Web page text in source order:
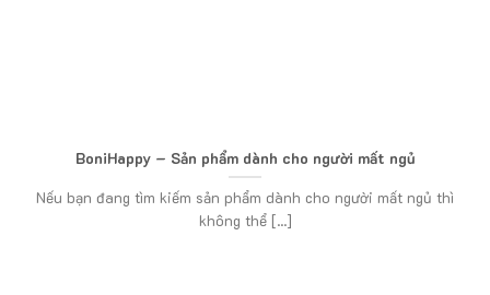
BoniHappy – Sản phẩm dành cho người mất ngủ
Nếu bạn đang tìm kiếm sản phẩm dành cho người mất ngủ thì
không thể [...]